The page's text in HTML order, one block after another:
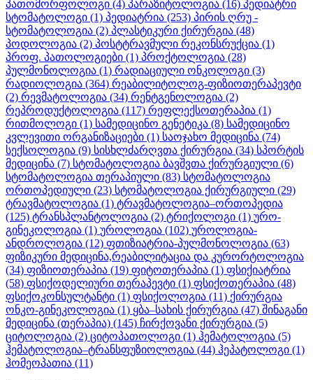
პათომორფოლოგი (4) პარაზიტოლოგია (16) პედიატრი
სტომატოლოგი (1) პედიატრია (253) პირის ღრუ -
სტომატოლოგია (2) პლასტიკური ქირურგია (48)
პოდოლოგია (2) პოსტტრავმული რეკონსრუქცია (1)
პროფ. პათოლოგიები (1) პროქტოლოგია (28)
პულმონოლოგია (1) რადიაციული ონკოლოგი (3)
რადიოლოგია (364) რეაბილიტოლოგ-ფიზიოთერაპევტი
(2) რევმატოლოგია (34) რენტგენოლოგია (2)
რეპროდუქტოლოგია (117) რეფლექსოთერაპია (1)
რითმოლოგი (1) სამედიცინო გენეტიკა (8) სამედიცინო
კვლევითი ორგანიზაციები (1) საოჯახო მედიცინა (74)
სექსოლოგია (9) სისხლძარღვთა ქირურგია (34) სპორტის
მედიცინა (7) სტომატოლოგია ბავშვთა ქირურგიული (6)
სტომატოლოგია თერაპიული (83) სტომატოლოგია
ორთოპედიული (23) სტომატოლოგია ქირურგიული (29)
ტრავმატოლოგია (1) ტრავმატოლოგია–ორთოპედია
(125) ტრანსპლანტოლოგია (2) ტრიქოლოგი (1) ურო-
გინეკოლოგია (1) უროლოგია (102) უროლოგია-
ანდროლოგია (12) ფთიზიატრია-პულმონოლოგია (63)
ფიზიკური მედიცინა,რეაბილიტაცია და კურორტოლოგია
(34) ფიზიოთერაპია (19) ფიტოთერაპია (1) ფსიქიატრია
(58) ფსიქოდელიური თერაპევტი (1) ფსიქოთერაპია (48)
ფსიქოკონსულტანტი (1) ფსიქოლოგია (11) ქირურგია
ონკო-გინეკოლოგია (1) ყბა–სახის ქირურგია (47) შინაგანი
მედიცინა (თერაპია) (145) ჩირქოვანი ქირურგია (5)
ციტოლოგია (2) ციტოპათოლოგი (1) ჰემატოლოგია (5)
ჰემატოლოგია–ტრანსფუზიოლოგია (44) ჰეპატოლოგი (1)
ჰომეოპათია (11)